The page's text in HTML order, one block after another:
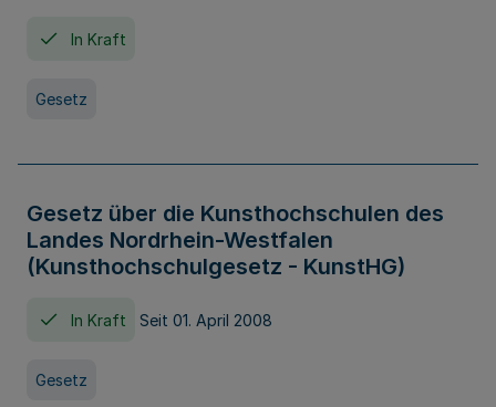
In Kraft
Gesetz
Gesetz über die Kunsthochschulen des
Landes Nordrhein-Westfalen
(Kunsthochschulgesetz - KunstHG)
In Kraft Seit 01. April 2008
Gesetz